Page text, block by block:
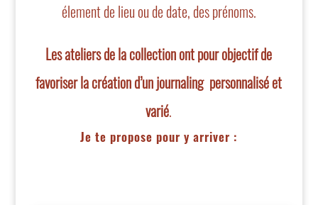
élement de lieu ou de date, des prénoms.
Les ateliers de la collection ont pour objectif de
favoriser la création d’un journaling personnalisé et
varié.
Je te propose pour y arriver :